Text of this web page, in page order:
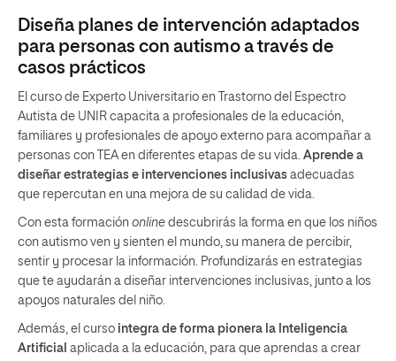
Diseña planes de intervención adaptados
para personas con autismo a través de
casos prácticos
El curso de Experto Universitario en Trastorno del Espectro
Autista de UNIR capacita a profesionales de la educación,
familiares y profesionales de apoyo externo para acompañar a
personas con TEA en diferentes etapas de su vida. Aprende a
diseñar estrategias e intervenciones inclusivas adecuadas
que repercutan en una mejora de su calidad de vida.
Con esta formación online descubrirás la forma en que los niños
con autismo ven y sienten el mundo, su manera de percibir,
sentir y procesar la información. Profundizarás en estrategias
que te ayudarán a diseñar intervenciones inclusivas, junto a los
apoyos naturales del niño.
Además, el curso integra de forma pionera la Inteligencia
Artificial aplicada a la educación, para que aprendas a crear